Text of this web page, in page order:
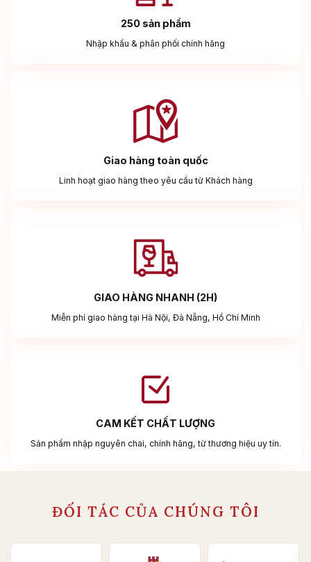
250 sản phẩm
Nhập khẩu & phân phối chính hãng
Giao hàng toàn quốc
Linh hoạt giao hàng theo yêu cầu từ Khách hàng
GIAO HÀNG NHANH (2H)
Miễn phí giao hàng tại Hà Nội, Đà Nẵng, Hồ Chí Minh
CAM KẾT CHẤT LƯỢNG
Sản phẩm nhập nguyên chai, chính hãng, từ thương hiệu uy tín.
ĐỐI TÁC CỦA CHÚNG TÔI